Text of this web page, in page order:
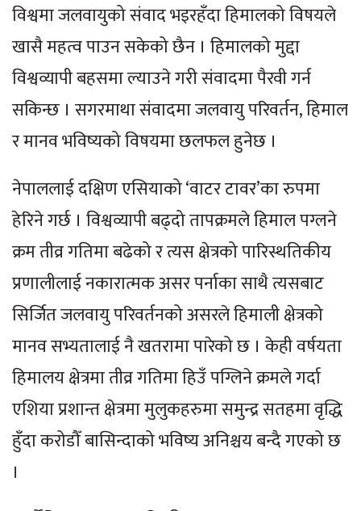
विश्वमा जलवायुको संवाद भइरहँदा हिमालको विषयले
खासै महत्व पाउन सकेको छैन । हिमालको मुद्दा
विश्वव्यापी बहसमा ल्याउने गरी संवादमा पैरवी गर्न
सकिन्छ । सगरमाथा संवादमा जलवायु परिवर्तन, हिमाल
र मानव भविष्यको विषयमा छलफल हुनेछ ।
नेपाललाई दक्षिण एसियाको ‘वाटर टावर’का रुपमा
हेरिने गर्छ । विश्वव्यापी बढ्दो तापक्रमले हिमाल पग्लने
क्रम तीव्र गतिमा बढेको र त्यस क्षेत्रको पारिस्थतिकीय
प्रणालीलाई नकारात्मक असर पर्नाका साथै त्यसबाट
सिर्जित जलवायु परिवर्तनको असरले हिमाली क्षेत्रको
मानव सभ्यतालाई नै खतरामा पारेको छ । केही वर्षयता
हिमालय क्षेत्रमा तीव्र गतिमा हिउँ पग्लिने क्रमले गर्दा
एशिया प्रशान्त क्षेत्रमा मुलुकहरुमा समुन्द्र सतहमा वृद्धि
हुँदा करोडौँ बासिन्दाको भविष्य अनिश्चय बन्दै गएको छ
।